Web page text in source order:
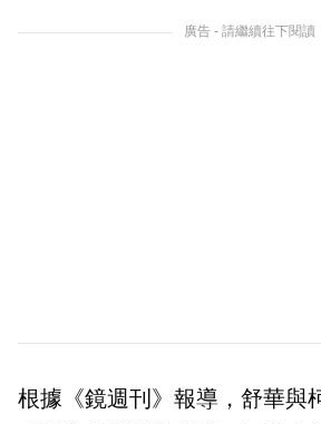
廣告 - 請繼續往下閱讀
根據《鏡週刊》報導，舒華與